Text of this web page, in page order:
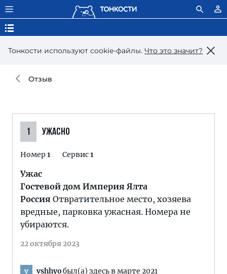
Тонкости используют сookie-файлы. Что это значит?
Отзыв
1 УЖАСНО
Номер1 Сервис1
Ужас
Гостевой дом Империя Ялта
Россия Отвратительное место, хозяева
вредные, парковка ужасная. Номера не
убираются.
22 октября 2023
v vshhyoбыл(а) здесь в марте 2021